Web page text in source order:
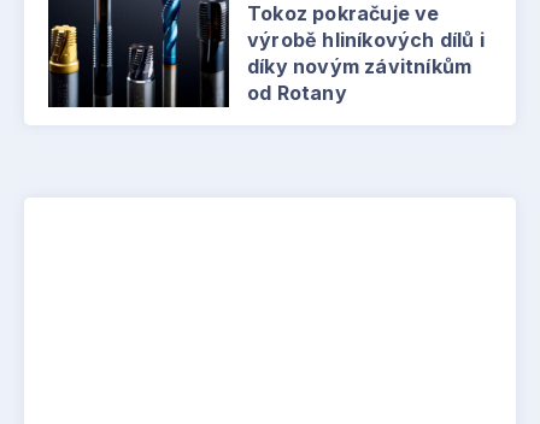
Tokoz pokračuje ve
výrobě hliníkových dílů i
díky novým závitníkům
od Rotany